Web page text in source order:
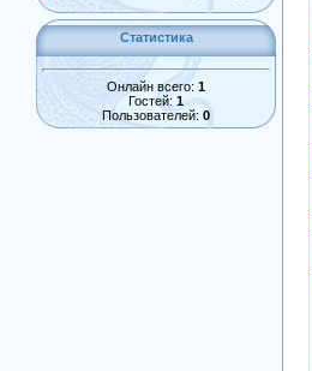
Статистика
Онлайн всего: 1
Гостей: 1
Пользователей: 0